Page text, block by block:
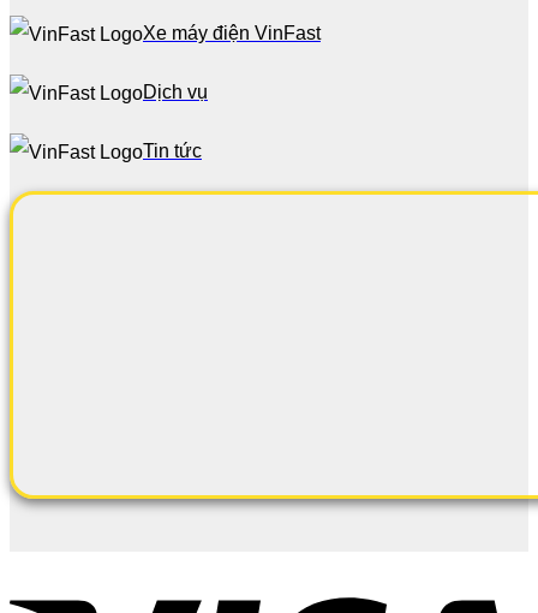
Xe máy điện VinFast
Dịch vụ
Tin tức